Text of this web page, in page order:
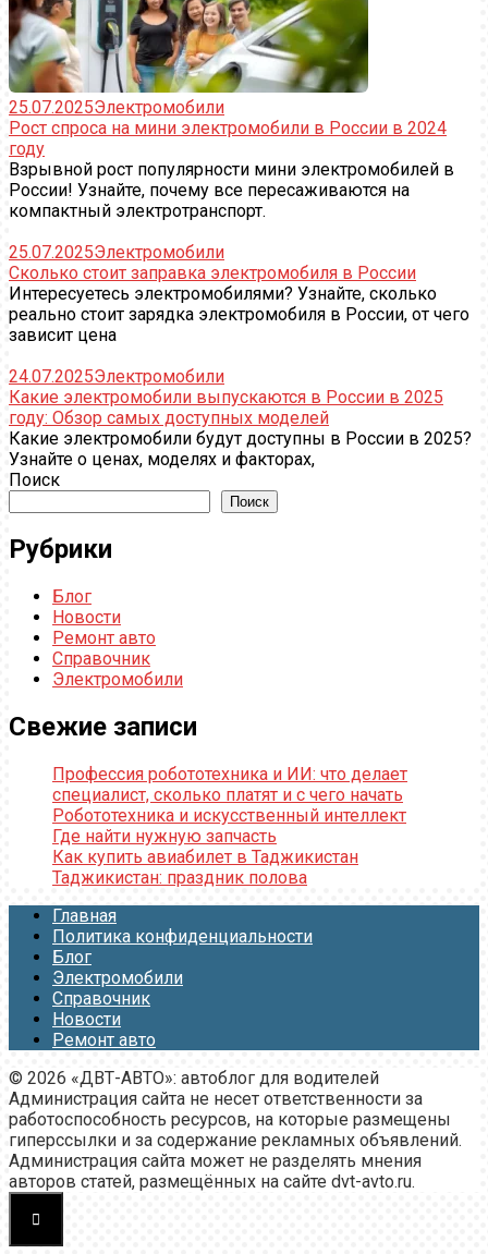
25.07.2025Электромобили
Рост спроса на мини электромобили в России в 2024
году
Взрывной рост популярности мини электромобилей в
России! Узнайте, почему все пересаживаются на
компактный электротранспорт.
25.07.2025Электромобили
Сколько стоит заправка электромобиля в России
Интересуетесь электромобилями? Узнайте, сколько
реально стоит зарядка электромобиля в России, от чего
зависит цена
24.07.2025Электромобили
Какие электромобили выпускаются в России в 2025
году: Обзор самых доступных моделей
Какие электромобили будут доступны в России в 2025?
Узнайте о ценах, моделях и факторах,
Поиск
Поиск
Рубрики
Блог
Новости
Ремонт авто
Справочник
Электромобили
Свежие записи
Профессия робототехника и ИИ: что делает
специалист, сколько платят и с чего начать
Робототехника и искусственный интеллект
Где найти нужную запчасть
Как купить авиабилет в Таджикистан
Таджикистан: праздник полова
Главная
Политика конфиденциальности
Блог
Электромобили
Справочник
Новости
Ремонт авто
© 2026 «ДВТ-АВТО»: автоблог для водителей
Администрация сайта не несет ответственности за
работоспособность ресурсов, на которые размещены
гиперссылки и за содержание рекламных объявлений.
Администрация сайта может не разделять мнения
авторов статей, размещённых на сайте dvt-avto.ru.